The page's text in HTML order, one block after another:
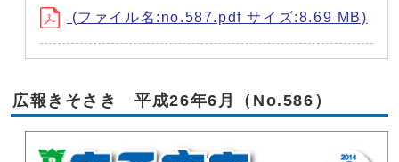
(ファイル名:no.587.pdf サイズ:8.69 MB)
広報きそさき 平成26年6月（No.586）